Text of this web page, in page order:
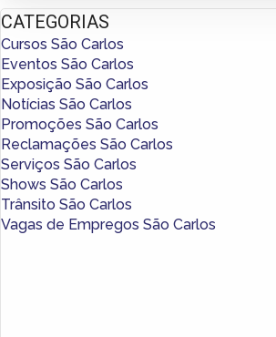
CATEGORIAS
Cursos São Carlos
Eventos São Carlos
Exposição São Carlos
Notícias São Carlos
Promoções São Carlos
Reclamações São Carlos
Serviços São Carlos
Shows São Carlos
Trânsito São Carlos
Vagas de Empregos São Carlos